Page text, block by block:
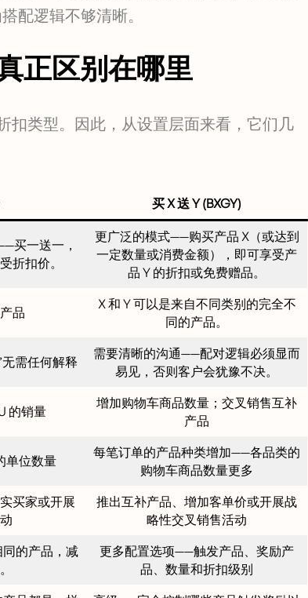
配逻辑不够清晰。
正区别在哪里
扣类型。因此，从设置层面来看，它们几
买 X 送 Y (BXGY)
买一送一，
折扣价。
更广泛的模式——购买产品 X（或达到
一定数量或消费金额），即可享受产
品 Y 的折扣或免费赠品。
品
X 和 Y 可以是来自不同类别的完全不
同的产品。
需任何解释
需要清晰的沟通——配对逻辑必须显而
易见，否则客户会犹豫不决。
的销量
增加购物车商品数量；交叉销售互补
产品
单位数量
每笔订单的产品种类增加——各品类的
购物车商品数量更多
买家或开展
推出互补产品、增加客单价或开展战
略性交叉销售活动
的产品，减
更多配置选项——触发产品、奖励产
品、数量和折扣级别